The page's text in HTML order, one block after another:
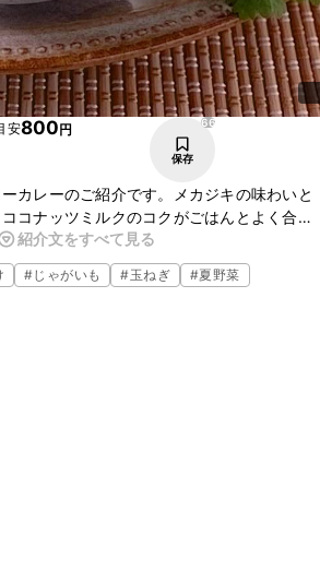
安800円
66
保存
カレーのご紹介です。メカジキの味わいと
コナッツミルクのコクがごはんとよく合い
も合いますのでちょっとしたおもてなしに
試しくださいね。
紹介文をすべて見る
#じゃがいも #玉ねぎ #夏野菜